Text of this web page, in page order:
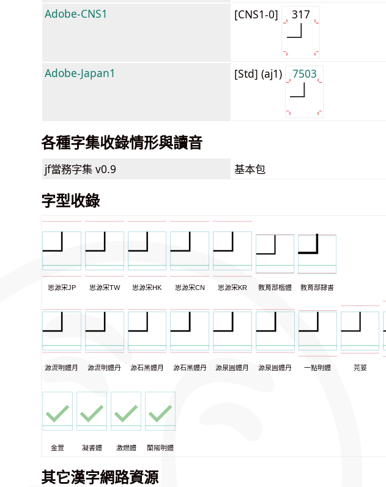
Adobe-CNS1
[CNS1-0] 317
Adobe-Japan1 [Std] (aj1) 7503
各種字集收錄情形與讀音
jf當務字集 v0.9 基本包
字型收錄
思源宋JP 思源宋TW 思源宋HK 思源宋CN 思源宋KR 教育部楷體 教育部隸書
源流明體月 源流明體丹 源石黑體月 源石黑體丹 源泉圓體月 源泉圓體丹 一點明體 芫荽
金萱 凝書體 激燃體 蘭陽明體
其它漢字網路資源